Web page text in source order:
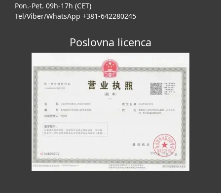
Pon.-Pet. 09h-17h (CET)
Tel/Viber/WhatsApp +381-642280245
Poslovna licenca